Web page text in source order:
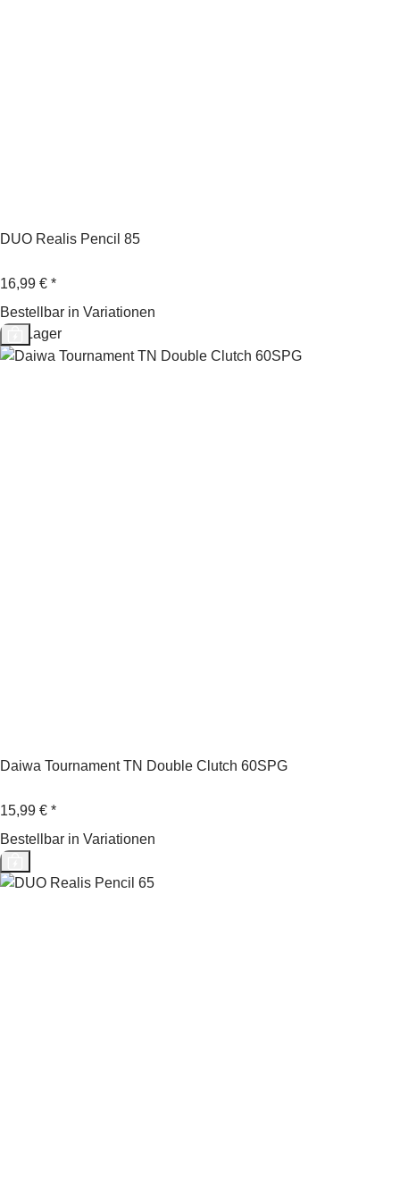
DUO Realis Pencil 85
16,99 € *
Bestellbar in Variationen
Auf Lager
Daiwa Tournament TN Double Clutch 60SPG
15,99 € *
Bestellbar in Variationen
Top